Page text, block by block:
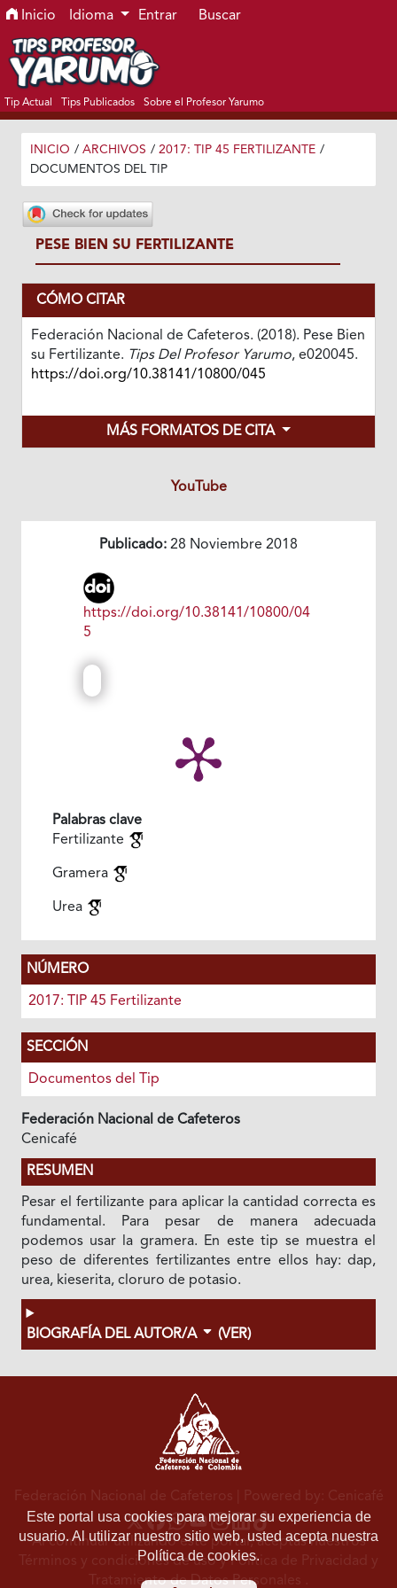
Ir al menú de navegación principal
Ir al contenido principal
Ir al pie de página del sitio
Inicio Idioma Entrar Buscar
Tip Actual Tips Publicados Sobre el Profesor Yarumo
INICIO / ARCHIVOS / 2017: TIP 45 FERTILIZANTE /
DOCUMENTOS DEL TIP
PESE BIEN SU FERTILIZANTE
CÓMO CITAR
Federación Nacional de Cafeteros. (2018). Pese Bien
su Fertilizante. Tips Del Profesor Yarumo, e020045.
https://doi.org/10.38141/10800/045
MÁS FORMATOS DE CITA
YouTube
Publicado: 28 Noviembre 2018
https://doi.org/10.38141/10800/04
5
Palabras clave
Fertilizante
Gramera
Urea
NÚMERO
2017: TIP 45 Fertilizante
SECCIÓN
Documentos del Tip
Federación Nacional de Cafeteros
Cenicafé
RESUMEN
Pesar el fertilizante para aplicar la cantidad correcta es
fundamental. Para pesar de manera adecuada
podemos usar la gramera. En este tip se muestra el
peso de diferentes fertilizantes entre ellos hay: dap,
urea, kieserita, cloruro de potasio.
BIOGRAFÍA DEL AUTOR/A (VER)
Este portal usa cookies para mejorar su experiencia de
usuario. Al utilizar nuestro sitio web, usted acepta nuestra
Política de cookies.
Federación Nacional de Cafeteros | Powered by: Cenicafé
Al continuar utilizando este portal, aceptas nuestros
Términos y condiciones de usoyPolítica de Privacidad y
Tratamiento de Datos Personales